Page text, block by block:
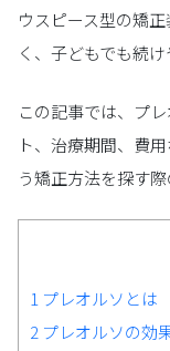
ウスピース型の矯
く、子どもでも続け
この記事では、プ
ト、治療期間、費
う矯正方法を探す
1 プレオルソとは
2 プレオルソの効